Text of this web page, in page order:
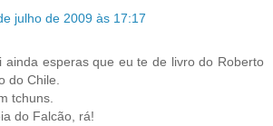
julho de 2009 às 17:17
ainda esperas que eu te de livro do Roberto
do Chile.
tchuns.
do Falcão, rá!